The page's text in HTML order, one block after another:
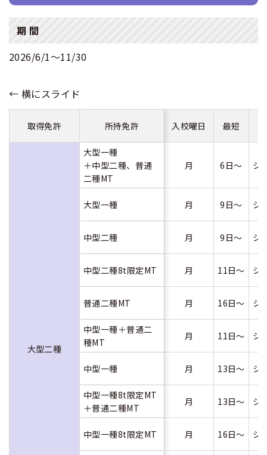
期 間
2026/6/1〜11/30
取得免許 所持免許 入校曜日 最短
大型二種
大型一種
＋中型二種、普通
二種MT
月 6日～ シ
大型一種 月 9日～ シ
中型二種 月 9日～ シ
中型二種8t限定MT 月 11日～ シ
普通二種MT 月 16日～ シ
中型一種＋普通二
種MT
月 11日～ シ
中型一種 月 13日～ シ
中型一種8t限定MT
＋普通二種MT
月 13日～ シ
中型一種8t限定MT 月 16日～ シ